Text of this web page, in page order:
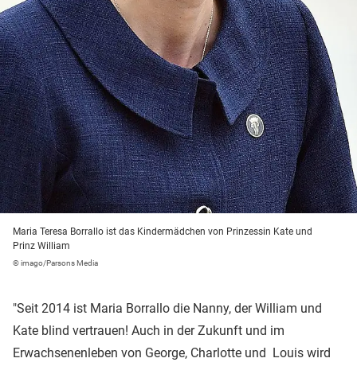
Maria Teresa Borrallo ist das Kindermädchen von Prinzessin Kate und
Prinz William
© imago/Parsons Media
"Seit 2014 ist Maria Borrallo die Nanny, der William und
Kate blind vertrauen! Auch in der Zukunft und im
Erwachsenenleben von George, Charlotte und Louis wird